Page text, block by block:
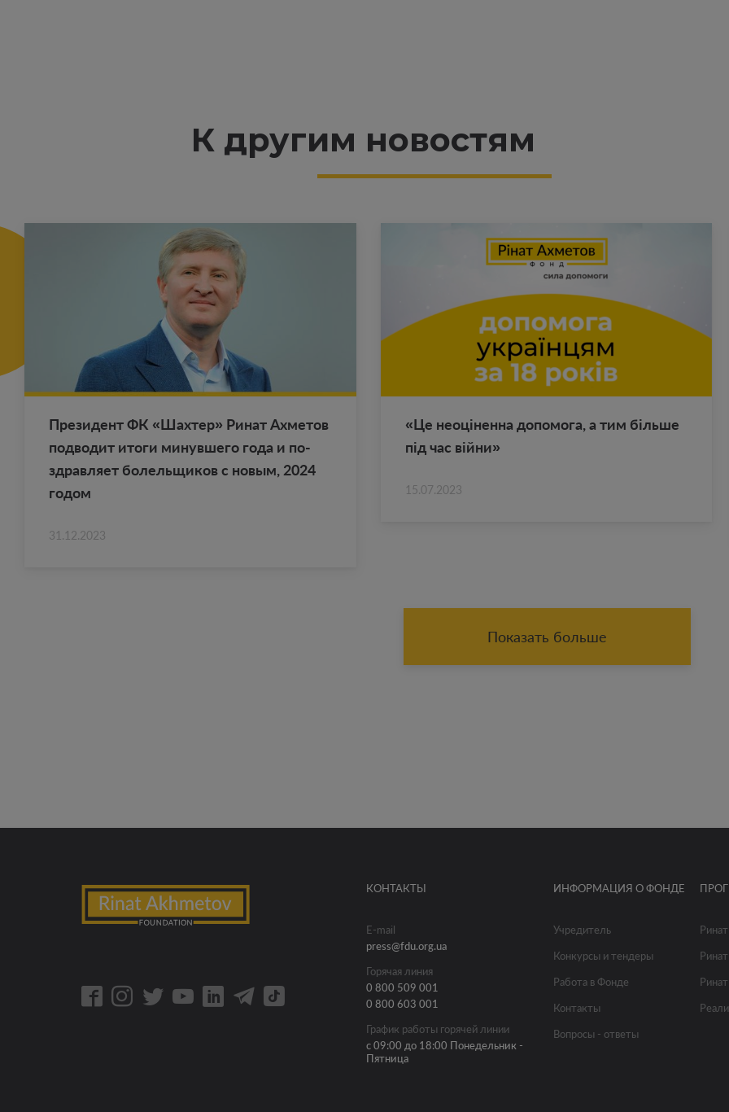
К другим новостям
Пре­зи­дент ФК «Шах­тер» Ринат Ах­ме­тов
под­во­дит итоги ми­нув­ше­го года и по­
здрав­ля­ет бо­лель­щи­ков с новым, 2024
годом
31.12.2023
«Це неоціненна до­по­мо­га, а тим більше
під час війни»
15.07.2023
Показать больше
КОНТАКТЫ
E-mail
press@fdu.org.ua
Горячая линия
0 800 509 001
0 800 603 001
График работы горячей линии
с 09:00 до 18:00 Понедельник -
Пятница
ИНФОРМАЦИЯ О ФОНДЕ
Учредитель
Конкурсы и тендеры
Работа в Фонде
Контакты
Вопросы - ответы